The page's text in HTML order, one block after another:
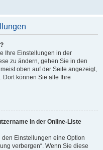
Ihre Einstellungen in der
zu ändern, gehen Sie in den
oben auf der Seite angezeigt,
Dort können Sie alle Ihre
in der Online-Liste
Einstellungen eine Option
verbergen“. Wenn Sie diese